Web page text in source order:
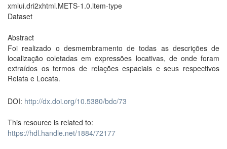
xmlui.dri2xhtml.METS-1.0.item-type
Dataset
Abstract
Foi realizado o desmembramento de todas as descrições de
localização coletadas em expressões locativas, de onde foram
extraídos os termos de relações espaciais e seus respectivos
Relata e Locata.
DOI: http://dx.doi.org/10.5380/bdc/73
This resource is related to:
https://hdl.handle.net/1884/72177